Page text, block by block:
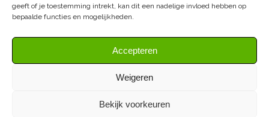
geeft of je toestemming intrekt, kan dit een nadelige invloed hebben op
bepaalde functies en mogelijkheden.
Accepteren
Weigeren
Bekijk voorkeuren
Privacy verklaring
Duurzaamheidskompas 2009-2026